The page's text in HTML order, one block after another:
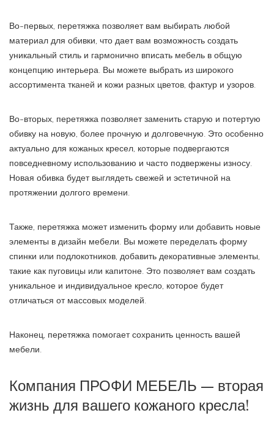
Во-первых, перетяжка позволяет вам выбирать любой
материал для обивки, что дает вам возможность создать
уникальный стиль и гармонично вписать мебель в общую
концепцию интерьера. Вы можете выбрать из широкого
ассортимента тканей и кожи разных цветов, фактур и узоров.
Во-вторых, перетяжка позволяет заменить старую и потертую
обивку на новую, более прочную и долговечную. Это особенно
актуально для кожаных кресел, которые подвергаются
повседневному использованию и часто подвержены износу.
Новая обивка будет выглядеть свежей и эстетичной на
протяжении долгого времени.
Также, перетяжка может изменить форму или добавить новые
элементы в дизайн мебели. Вы можете переделать форму
спинки или подлокотников, добавить декоративные элементы,
такие как пуговицы или капитоне. Это позволяет вам создать
уникальное и индивидуальное кресло, которое будет
отличаться от массовых моделей.
Наконец, перетяжка помогает сохранить ценность вашей
мебели.
Компания ПРОФИ МЕБЕЛЬ — вторая
жизнь для вашего кожаного кресла!